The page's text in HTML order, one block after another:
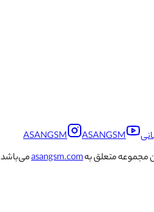
ASANGSM
ASANGSM
مجموعه متعلق بهasangsm.comمی‌باشد